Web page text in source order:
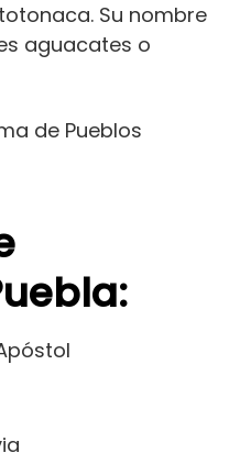
Su nombre
aguacates o
de Pueblos